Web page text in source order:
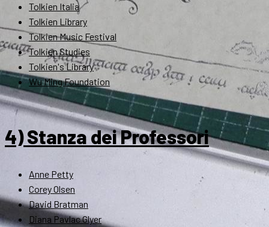
Tolkien Italia
Tolkien Library
Tolkien Music Festival
Tolkien Studies
Tolkien's Library
Wu Ming Foundation
4) Stanza dei Professori
Anne Petty
Corey Olsen
David Bratman
Diana Pavlac Glyer